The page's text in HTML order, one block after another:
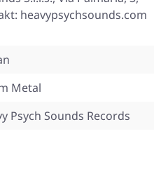
heavypsychsounds.com
Metal
Psych Sounds Records